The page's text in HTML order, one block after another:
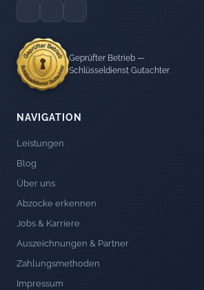
Geprüfter Betrieb —
Schlüsseldienst Gutachter
NAVIGATION
Leistungen
Blog
Über uns
Abzocke erkennen
Jobs & Karriere
Auszeichnungen & Partner
Zahlungsmethoden
Impressum